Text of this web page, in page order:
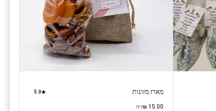
מארז מזונות 5.0
₪ 15.00 /יח